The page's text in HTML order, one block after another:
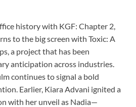
history with KGF: Chapter 2,
to the big screen with Toxic: A
a project that has been
anticipation across industries.
continues to signal a bold
Earlier, Kiara Advani ignited a
with her unveil as Nadia—